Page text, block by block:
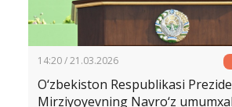
14:20 / 21.03.2026
O‘zbekiston Respublikasi
Mirziyoyevning Navro‘z